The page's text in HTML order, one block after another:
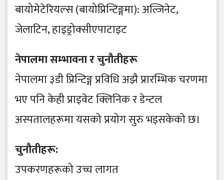
बायोमेटेरियल्स (बायोप्रिन्टिङ्गमा): अल्जिनेट,
जेलाटिन, हाइड्रोक्सीएपाटाइट
नेपालमा सम्भावना र चुनौतीहरू
नेपालमा ३डी प्रिन्टिङ्ग प्रविधि अझै प्रारम्भिक चरणमा
भए पनि केही प्राइवेट क्लिनिक र डेन्टल
अस्पतालहरूमा यसको प्रयोग सुरु भइसकेको छ।
चुनौतीहरू:
उपकरणहरूको उच्च लागत